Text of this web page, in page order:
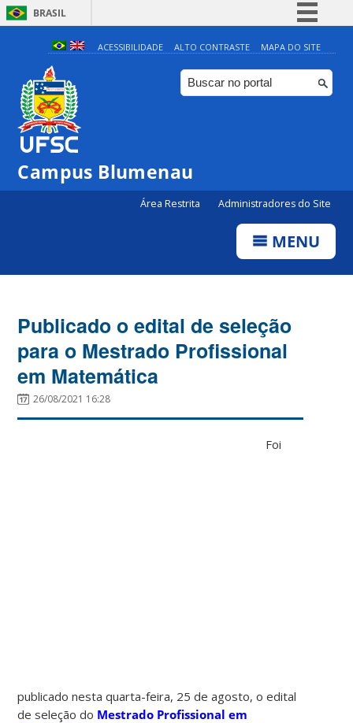
BRASIL
Simplifique!
Comunica BR
Participe
ACESSIBILIDADE ALTO CONTRASTE MAPA DO SITE
Campus Blumenau
Área Restrita Administradores do Site
MENU
Publicado o edital de seleção
para o Mestrado Profissional
em Matemática
26/08/2021 16:28
Foi
publicado nesta quarta-feira, 25 de agosto, o edital
de seleção do Mestrado Profissional em